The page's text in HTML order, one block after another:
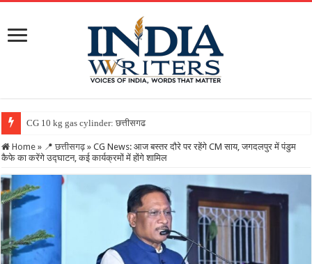
CG 10 kg gas cylinder: छत्तीसगढ़ में पहली बार मिलेगा 10
Home » 📍 छत्तीसगढ़ » CG News: आज बस्तर दौरे पर रहेंगे CM साय, जगदलपुर में पंडुम
कैफे का करेंगे उद्घाटन, कई कार्यक्रमों में होंगे शामिल